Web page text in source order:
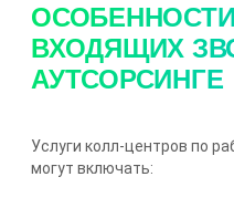
ВХОДЯЩИХ
АУТСОРСИНГЕ
Услуги колл-центров по
могут включать: